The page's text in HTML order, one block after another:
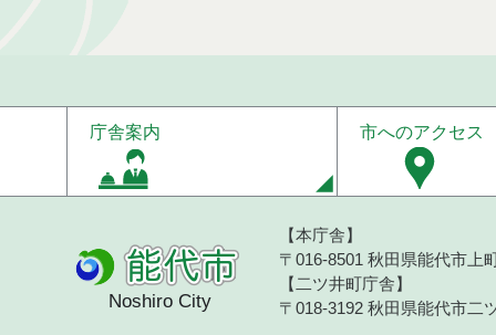
庁舎案内 市へのアクセス
Noshiro City
【本庁舎】
〒016-8501 秋田県能代市
【二ツ井町庁舎】
〒018-3192 秋田県能代市